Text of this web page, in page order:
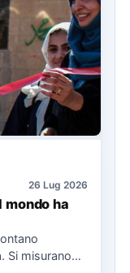
26 Lug 2026
mondo ha
Si misurano